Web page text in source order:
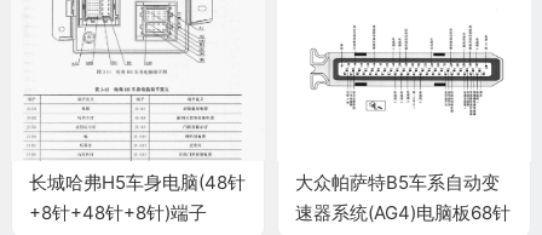
长城哈弗H5车身电脑(48针
+8针+48针+8针)端子
大众帕萨特B5车系自动变
速器系统(AG4)电脑板68针